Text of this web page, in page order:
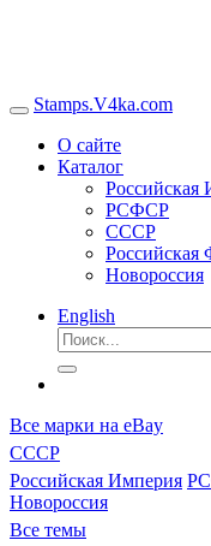
Stamps.V4ka.com
О сайте
Каталог
Российская
РСФСР
СССР
Российская
Новороссия
English
Все марки на eBay
СССР
Российская Империя
Новороссия
Все темы